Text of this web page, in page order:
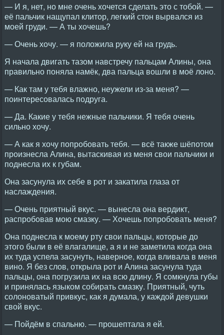
— И я, нет, но мне очень хочется сделать это с тобой. —
её пальчик нащупал клитор, легкий стон вырвался из
моей груди. — А ты хочешь?
— Очень хочу. — я положила руку ей на грудь.
Я начала двигать тазом навстречу пальцам Алины, она
правильно поняла намёк, два пальца вошли в моё лоно.
— Как там у тебя влажно, неужели из-за меня? —
поинтересовалась подруга.
— Да. Какие у тебя нежные пальчики. Я тебя очень
сильно хочу.
— А как я хочу попробовать тебя. — всё также шёпотом
произнесла Алина, вытаскивая из меня свои пальчики и
поднесла их к губам.
Она засунула их себе в рот и закатила глаза от
наслаждения.
— Очень приятный вкус. — вынесла она вердикт,
распробовав мою смазку. — Хочешь попробовать меня?
Она поднесла к моему рту свои пальцы, которые до
этого были в её влагалище, а я и не заметила когда она
их туда успела засунуть, наверное, когда вливала в меня
вино. Я без слов, открыла рот и Алина засунула туда
пальцы, она погрузила их на всю длину. Я сомкнула губы
и принялась языком собирать смазку. Приятный, чуть
солоноватый привкус, как я думала, у каждой девушки
свой вкус.
— Пойдём в спальню. — прошептала я ей.